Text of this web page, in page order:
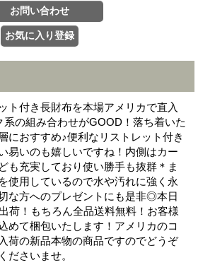
ト付き長財布を本場アメリカで直入
の組み合わせがGOOD！落ち着いた
におすすめ♪便利なリストレット付き
易いのも嬉しいですね！内側はカー
も充実しており使い勝手も抜群＊ま
使用しているので水や汚れに強く永
な方へのプレゼントにも是非◎本日
荷！もちろん全品送料無料！お客様
めて梱包いたします！アメリカのコ
荷の新品本物の商品ですのでどうぞ
ださいませ。